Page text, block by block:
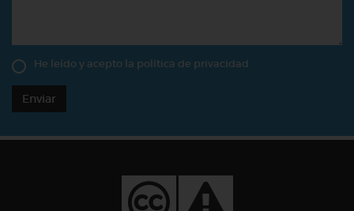
He leído y acepto la política de privacidad
Enviar